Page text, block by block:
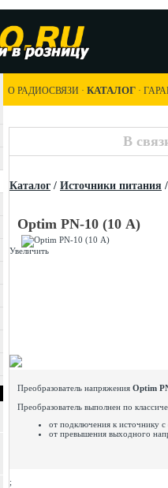
О РАДИОСВЯЗИ · КАТАЛОГ ·
В
Каталог / Источники питания /
Optim PN-10 (10 А)
Увеличить
Преобразователь напряжения Optim
Преобразователь выполнен по
от подключения к источнику
от превышения выходного
;